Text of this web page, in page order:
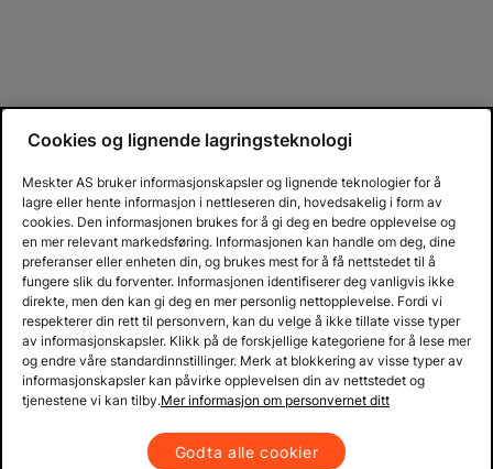
Cookies og lignende lagringsteknologi
Meskter AS bruker informasjonskapsler og lignende teknologier for å
lagre eller hente informasjon i nettleseren din, hovedsakelig i form av
cookies. Den informasjonen brukes for å gi deg en bedre opplevelse og
en mer relevant markedsføring. Informasjonen kan handle om deg, dine
preferanser eller enheten din, og brukes mest for å få nettstedet til å
fungere slik du forventer. Informasjonen identifiserer deg vanligvis ikke
direkte, men den kan gi deg en mer personlig nettopplevelse. Fordi vi
respekterer din rett til personvern, kan du velge å ikke tillate visse typer
av informasjonskapsler. Klikk på de forskjellige kategoriene for å lese mer
og endre våre standardinnstillinger. Merk at blokkering av visse typer av
informasjonskapsler kan påvirke opplevelsen din av nettstedet og
tjenestene vi kan tilby.Mer informasjon om personvernet ditt
Godta alle cookier